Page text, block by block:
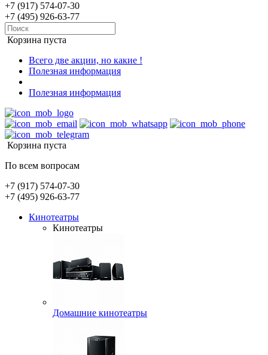
+7 (917) 574-07-30
+7 (495) 926-63-77
Корзина пуста
Всего две акции, но какие !
Полезная информация
Полезная информация
Корзина пуста
По всем вопросам
+7 (917) 574-07-30
+7 (495) 926-63-77
Кинотеатры
Кинотеатры
Домашние кинотеатры